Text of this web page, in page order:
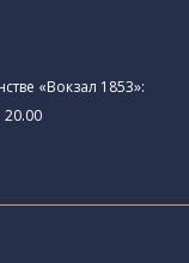
«Вокзал 1853»:
20.00